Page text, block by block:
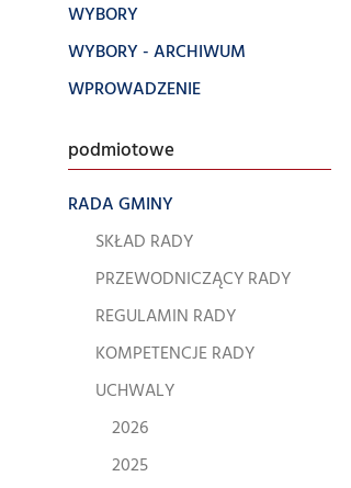
WYBORY
WYBORY - ARCHIWUM
WPROWADZENIE
podmiotowe
RADA GMINY
SKŁAD RADY
PRZEWODNICZĄCY RADY
REGULAMIN RADY
KOMPETENCJE RADY
UCHWALY
2026
2025